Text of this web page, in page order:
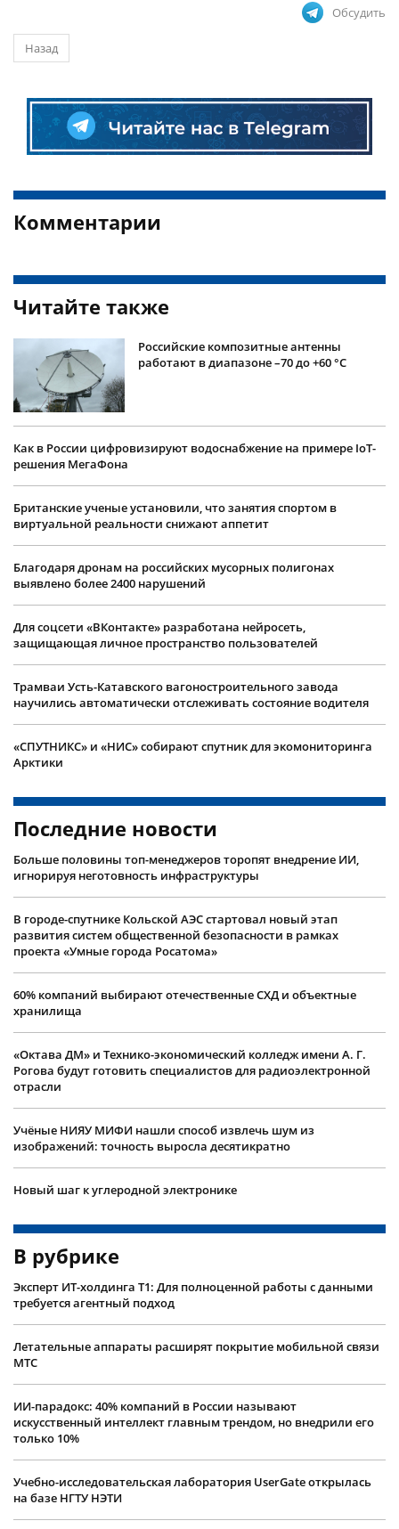
Обсудить
Назад
Комментарии
Читайте также
Российские композитные антенны
работают в диапазоне –70 до +60 °С
Как в России цифровизируют водоснабжение на примере IoT-
решения МегаФона
Британские ученые установили, что занятия спортом в
виртуальной реальности снижают аппетит
Благодаря дронам на российских мусорных полигонах
выявлено более 2400 нарушений
Для соцсети «ВКонтакте» разработана нейросеть,
защищающая личное пространство пользователей
Трамваи Усть-Катавского вагоностроительного завода
научились автоматически отслеживать состояние водителя
«СПУТНИКС» и «НИС» собирают спутник для экомониторинга
Арктики
Последние новости
Больше половины топ-менеджеров торопят внедрение ИИ,
игнорируя неготовность инфраструктуры
В городе-спутнике Кольской АЭС стартовал новый этап
развития систем общественной безопасности в рамках
проекта «Умные города Росатома»
60% компаний выбирают отечественные СХД и объектные
хранилища
«Октава ДМ» и Технико-экономический колледж имени А. Г.
Рогова будут готовить специалистов для радиоэлектронной
отрасли
Учëные НИЯУ МИФИ нашли способ извлечь шум из
изображений: точность выросла десятикратно
Новый шаг к углеродной электронике
В рубрике
Эксперт ИТ-холдинга Т1: Для полноценной работы с данными
требуется агентный подход
Летательные аппараты расширят покрытие мобильной связи
МТС
ИИ-парадокс: 40% компаний в России называют
искусственный интеллект главным трендом, но внедрили его
только 10%
Учебно-исследовательская лаборатория UserGate открылась
на базе НГТУ НЭТИ